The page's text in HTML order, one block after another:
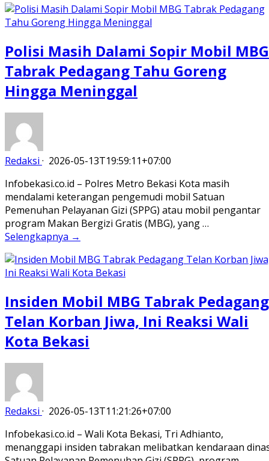
Polisi Masih Dalami Sopir Mobil MBG
Tabrak Pedagang Tahu Goreng
Hingga Meninggal
Redaksi · 2026-05-13T19:59:11+07:00
Infobekasi.co.id – Polres Metro Bekasi Kota masih
mendalami keterangan pengemudi mobil Satuan
Pemenuhan Pelayanan Gizi (SPPG) atau mobil pengantar
program Makan Bergizi Gratis (MBG), yang …
Selengkapnya →
Insiden Mobil MBG Tabrak Pedagang
Telan Korban Jiwa, Ini Reaksi Wali
Kota Bekasi
Redaksi · 2026-05-13T11:21:26+07:00
Infobekasi.co.id – Wali Kota Bekasi, Tri Adhianto,
menanggapi insiden tabrakan melibatkan kendaraan